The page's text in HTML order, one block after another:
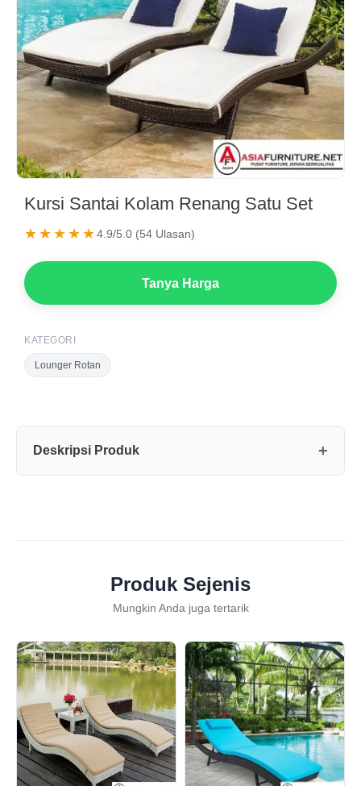
Kursi Santai Kolam Renang Satu Set
★★★★★4.9/5.0 (54 Ulasan)
Tanya Harga
KATEGORI
Lounger Rotan
Deskripsi Produk
Produk Sejenis
Mungkin Anda juga tertarik